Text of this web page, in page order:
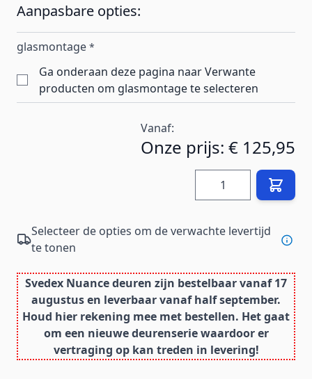
Aanpasbare opties:
glasmontage *
Ga onderaan deze pagina naar Verwante
producten om glasmontage te selecteren
Vanaf:
Onze prijs: € 125,95
Hoeveelheid
Selecteer de opties om de verwachte levertijd
te tonen
Svedex Nuance deuren zijn bestelbaar vanaf 17
augustus en leverbaar vanaf half september.
Houd hier rekening mee met bestellen. Het gaat
om een nieuwe deurenserie waardoor er
vertraging op kan treden in levering!